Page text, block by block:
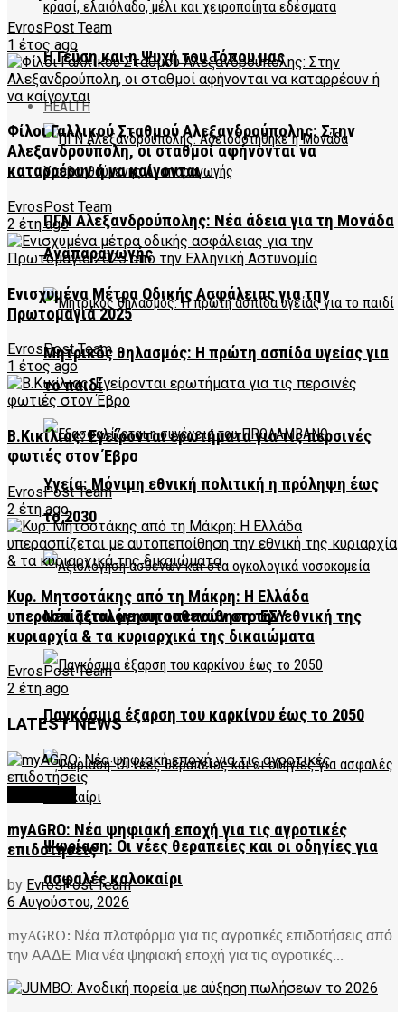
Η Γεύση και η Ψυχή του Τόπου μας
HEALTH
ΠΓΝ Αλεξανδρούπολης: Νέα άδεια για τη Μονάδα
Αναπαραγωγής
Μητρικός θηλασμός: Η πρώτη ασπίδα υγείας για
το παιδί
Υγεία: Μόνιμη εθνική πολιτική η πρόληψη έως
το 2030
Νέα αξιολόγηση ασθενών στο ΕΣΥ
Παγκόσμια έξαρση του καρκίνου έως το 2050
Ψωρίαση: Οι νέες θεραπείες και οι οδηγίες για
ασφαλές καλοκαίρι
EvrosPost Team
1 έτος ago
Φίλοι Γαλλικού Σταθμού Αλεξανδρούπολης: Στην
Αλεξανδρούπολη, οι σταθμοί αφήνονται να
καταρρέουν ή να καίγονται
EvrosPost Team
2 έτη ago
Ενισχυμένα Μέτρα Οδικής Ασφάλειας για την
Πρωτομαγιά 2025
EvrosPost Team
1 έτος ago
Β.Κικίλιας: Εγείρονται ερωτήματα για τις περσινές
φωτιές στον Έβρο
EvrosPost Team
2 έτη ago
Κυρ. Μητσοτάκης από τη Μάκρη: Η Ελλάδα
υπερασπίζεται με αυτοπεποίθηση την εθνική της
κυριαρχία & τα κυριαρχικά της δικαιώματα
EvrosPost Team
2 έτη ago
LATEST NEWS
myAGRO: Νέα ψηφιακή εποχή για τις αγροτικές
επιδοτήσεις
by EvrosPost Team
6 Αυγούστου, 2026
myAGRO: Νέα πλατφόρμα για τις αγροτικές επιδοτήσεις από
την ΑΑΔΕ Μια νέα ψηφιακή εποχή για τις αγροτικές...